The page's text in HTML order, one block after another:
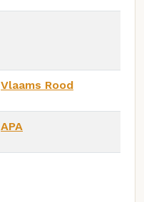
Vlaams Rood
APA